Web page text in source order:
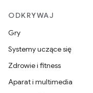
ODKRYWAJ
Gry
Systemy uczące się
Zdrowie i fitness
Aparat i multimedia